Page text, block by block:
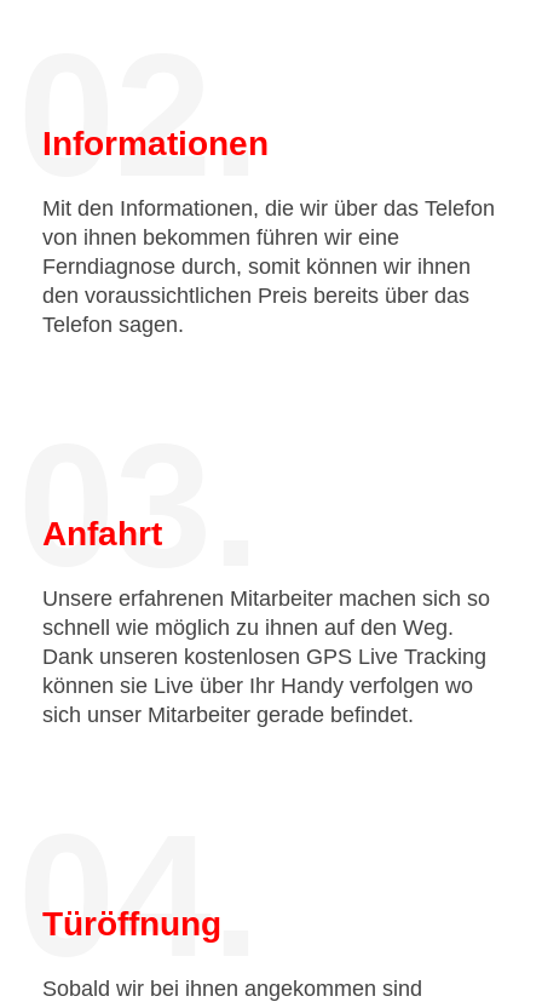
02.
Informationen
Mit den Informationen, die wir über das Telefon
von ihnen bekommen führen wir eine
Ferndiagnose durch, somit können wir ihnen
den voraussichtlichen Preis bereits über das
Telefon sagen.
03.
Anfahrt
Unsere erfahrenen Mitarbeiter machen sich so
schnell wie möglich zu ihnen auf den Weg.
Dank unseren kostenlosen GPS Live Tracking
können sie Live über Ihr Handy verfolgen wo
sich unser Mitarbeiter gerade befindet.
04.
Türöffnung
Sobald wir bei ihnen angekommen sind